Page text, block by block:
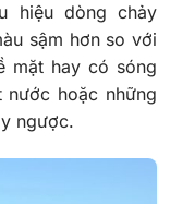
hiệu dòng chảy
sậm hơn so với
mặt hay có sóng
hoặc những
ngược.